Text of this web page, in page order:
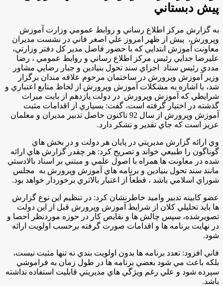
پيش دبستاني
به گزارش مركز اطلاع رساني و روابط عمومي وزارت آموزش
وپرورش، پيش از ظهر امروز علي اصغر فاني در نشست مديران
معاونت آموزش ابتدايي كه با حضور فاضل مدير كل دفتر وزارتي،
عليرضا جدايي رئيس مركز اطلاع رساني و روابط عمومي ، رضا
مددي رئيس ستاد اجراي سند تحول بنيادين و جبار رضايي مشاور
وزير آموزش وپرورش در ساختمان مرحوم علاقه مندان برگزار
شد، با اشاره به مشكلات آموزش وپرورش از لحاظ منابع اعتباري و
شرايطي كه آموزش وپرورش در دولت يازدهم از بابت ميراث
گذشته در اختيار گرفته است، گفت: بسياري از اقدامات مثبت
آموزش وپرورش از سال 92 تاكنون حاصل تدبير مديران و معلمان
عزيز است كه جاي تقدير و تشكر دارد.
وي ارائه گزارش مديريتي در پايان هر دولت و در بخش هاي
گوناگون را طبيعي خواند و تصريح كرد: هر چقدر گزارش هاي ارائه
شده در معاونت ها همراه با اصول علمي و مبتني بر اسناد بالادستي
مانند سند تحول بنيادين و برنامه هاي آموزش وپرورش به مجلس
شوراي اسلامي باشد ، قطعاً از اعتبار بالاتري برخوردار خواهد بود.
عضو كابينه تدبير واميد خاطرنشان كرد: در تنظيم اين نوع گزارش
ها بايد تحليلي كلان از شرايط آموزش وپرورش قبل از اين دولت
تصويرشده، سپس چالش ها و نقايص كار در حوزه موردنظر احصا و
در نهايت برنامه ها و اقدامات صورت گرفته برحسب اولويت ارائه
شود.
فاني افزود: تعدد برنامه ها بدون اولويت بندي نه تنها مثبت نيست،
بلكه باعث مي شود بعضي برنامه ها در طول زمان به فراموشي
سپرده شود و علي رغم ويژگي هاي مديريتي قابليت استفاده نداشته
باشد.